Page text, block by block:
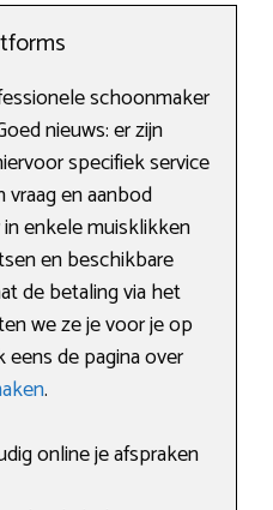
schoonmaker
nieuws: er zijn
specifiek service
en aanbod
enkele muisklikken
en beschikbare
de betaling via het
we ze je voor je op
de pagina over
.
online je afspraken